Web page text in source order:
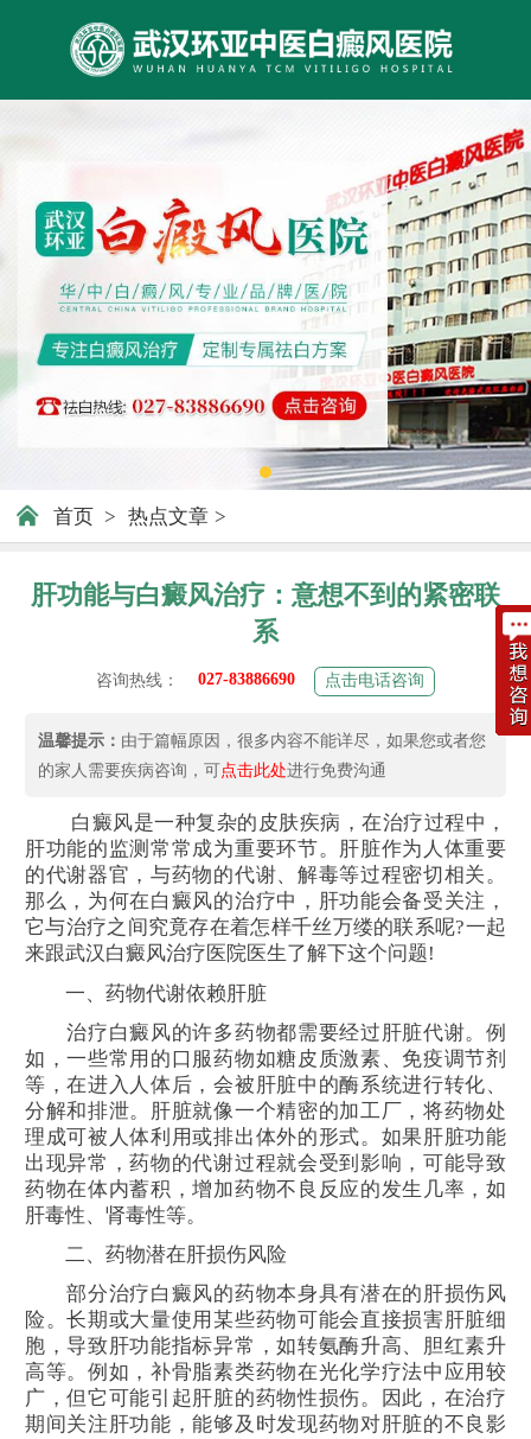
首页 > 热点文章 >
肝功能与白癜风治疗：意想不到的紧密联
系
咨询热线： 027-83886690 点击电话咨询
温馨提示： 由于篇幅原因，很多内容不能详尽，如果您或者您
的家人需要疾病咨询，可点击此处进行免费沟通
白癜风是一种复杂的皮肤疾病，在治疗过程中，
肝功能的监测常常成为重要环节。肝脏作为人体重要
的代谢器官，与药物的代谢、解毒等过程密切相关。
那么，为何在白癜风的治疗中，肝功能会备受关注，
它与治疗之间究竟存在着怎样千丝万缕的联系呢?一起
来跟武汉白癜风治疗医院医生了解下这个问题!
一、药物代谢依赖肝脏
治疗白癜风的许多药物都需要经过肝脏代谢。例
如，一些常用的口服药物如糖皮质激素、免疫调节剂
等，在进入人体后，会被肝脏中的酶系统进行转化、
分解和排泄。肝脏就像一个精密的加工厂，将药物处
理成可被人体利用或排出体外的形式。如果肝脏功能
出现异常，药物的代谢过程就会受到影响，可能导致
药物在体内蓄积，增加药物不良反应的发生几率，如
肝毒性、肾毒性等。
二、药物潜在肝损伤风险
部分治疗白癜风的药物本身具有潜在的肝损伤风
险。长期或大量使用某些药物可能会直接损害肝脏细
胞，导致肝功能指标异常，如转氨酶升高、胆红素升
高等。例如，补骨脂素类药物在光化学疗法中应用较
广，但它可能引起肝脏的药物性损伤。因此，在治疗
期间关注肝功能，能够及时发现药物对肝脏的不良影